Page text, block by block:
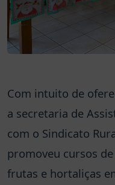
Com intuito de
a secretaria de
com o Sindicato
promoveu cursos
frutas e hortaliças